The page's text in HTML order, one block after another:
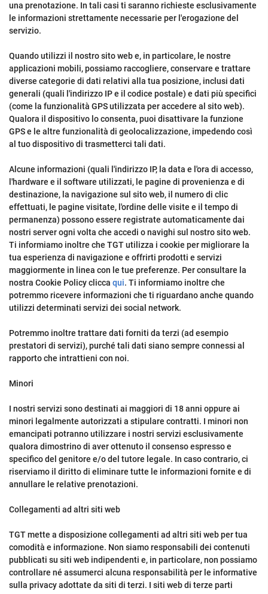
una prenotazione. In tali casi ti saranno richieste esclusivamente
le informazioni strettamente necessarie per l'erogazione del
servizio.
Quando utilizzi il nostro sito web e, in particolare, le nostre
applicazioni mobili, possiamo raccogliere, conservare e trattare
diverse categorie di dati relativi alla tua posizione, inclusi dati
generali (quali l'indirizzo IP e il codice postale) e dati più specifici
(come la funzionalità GPS utilizzata per accedere al sito web).
Qualora il dispositivo lo consenta, puoi disattivare la funzione
GPS e le altre funzionalità di geolocalizzazione, impedendo così
al tuo dispositivo di trasmetterci tali dati.
Alcune informazioni (quali l'indirizzo IP, la data e l'ora di accesso,
l'hardware e il software utilizzati, le pagine di provenienza e di
destinazione, la navigazione sul sito web, il numero di clic
effettuati, le pagine visitate, l'ordine delle visite e il tempo di
permanenza) possono essere registrate automaticamente dai
nostri server ogni volta che accedi o navighi sul nostro sito web.
Ti informiamo inoltre che TGT utilizza i cookie per migliorare la
tua esperienza di navigazione e offrirti prodotti e servizi
maggiormente in linea con le tue preferenze. Per consultare la
nostra Cookie Policy clicca qui. Ti informiamo inoltre che
potremmo ricevere informazioni che ti riguardano anche quando
utilizzi determinati servizi dei social network.
Potremmo inoltre trattare dati forniti da terzi (ad esempio
prestatori di servizi), purché tali dati siano sempre connessi al
rapporto che intrattieni con noi.
Minori
I nostri servizi sono destinati ai maggiori di 18 anni oppure ai
minori legalmente autorizzati a stipulare contratti. I minori non
emancipati potranno utilizzare i nostri servizi esclusivamente
qualora dimostrino di aver ottenuto il consenso espresso e
specifico del genitore e/o del tutore legale. In caso contrario, ci
riserviamo il diritto di eliminare tutte le informazioni fornite e di
annullare le relative prenotazioni.
Collegamenti ad altri siti web
TGT mette a disposizione collegamenti ad altri siti web per tua
comodità e informazione. Non siamo responsabili dei contenuti
pubblicati su siti web indipendenti e, in particolare, non possiamo
controllare né assumerci alcuna responsabilità per le informative
sulla privacy adottate da siti di terzi. I siti web di terze parti